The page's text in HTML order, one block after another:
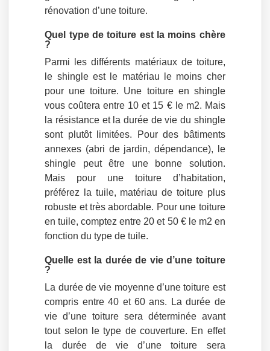
rénovation d’une toiture.
Quel type de toiture est la moins chère
?
Parmi les différents matériaux de toiture,
le shingle est le matériau le moins cher
pour une toiture. Une toiture en shingle
vous coûtera entre 10 et 15 € le m2. Mais
la résistance et la durée de vie du shingle
sont plutôt limitées. Pour des bâtiments
annexes (abri de jardin, dépendance), le
shingle peut être une bonne solution.
Mais pour une toiture d’habitation,
préférez la tuile, matériau de toiture plus
robuste et très abordable. Pour une toiture
en tuile, comptez entre 20 et 50 € le m2 en
fonction du type de tuile.
Quelle est la durée de vie d’une toiture
?
La durée de vie moyenne d’une toiture est
compris entre 40 et 60 ans. La durée de
vie d’une toiture sera déterminée avant
tout selon le type de couverture. En effet
la durée de vie d’une toiture sera